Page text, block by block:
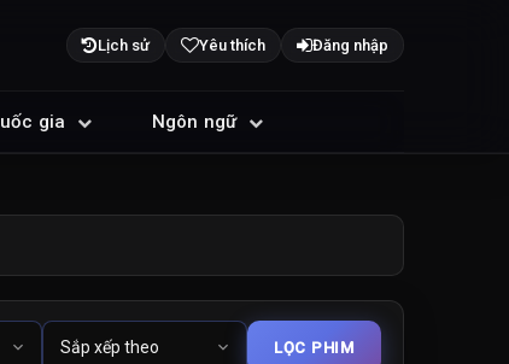
Lịch sử Yêu thích Đăng nhập
gia Ngôn ngữ